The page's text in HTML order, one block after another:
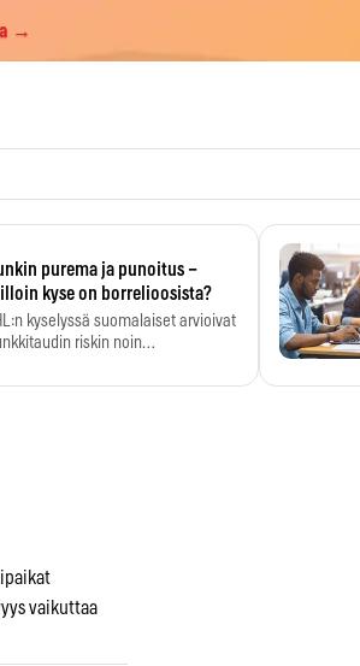
→
purema ja punoitus –
kyse on borrelioosista?
kyselyssä suomalaiset arvioivat
riskin noin
vaikuttaa